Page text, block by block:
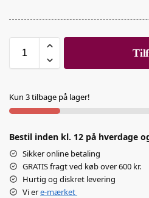
Kun 3 tilbage på lager!
Bestil inden kl. 12 på hverdage
Sikker online betaling
GRATIS fragt ved køb over 600 kr.
Hurtig og diskret levering
Vi ere-mærket